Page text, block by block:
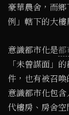
豪華農舍，而
例」轄下的大樓
意識都市化是都
「未曾謀面」
件，也有被召
意識都市化包
代樓房、房舍空